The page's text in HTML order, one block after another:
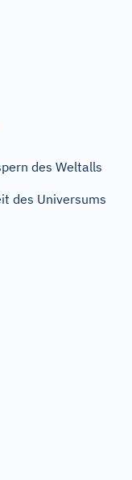
des Weltalls
des Universums